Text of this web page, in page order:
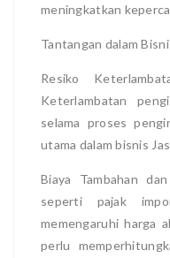
meningkatkan
Tantangan dalam
Resiko
Keterlambatan
selama proses
utama dalam bisnis
Biaya Tambahan
seperti pajak
memengaruhi harga
perlu